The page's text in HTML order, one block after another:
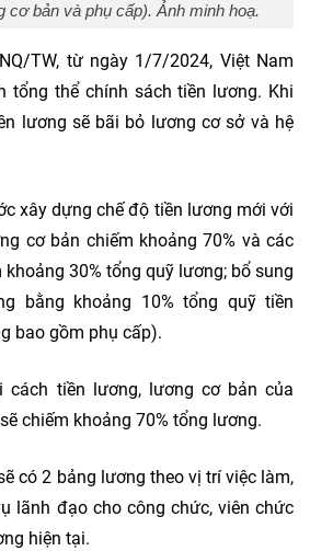
cơ bản và phụ cấp). Ảnh minh hoạ.
TW, từ ngày 1/7/2024, Việt Nam
tổng thể chính sách tiền lương. Khi
lương sẽ bãi bỏ lương cơ sở và hệ
xây dựng chế độ tiền lương mới với
cơ bản chiếm khoảng 70% và các
30% tổng quỹ lương; bổ sung
bằng khoảng 10% tổng quỹ tiền
bao gồm phụ cấp).
cách tiền lương, lương cơ bản của
chiếm khoảng 70% tổng lương.
có 2 bảng lương theo vị trí việc làm,
lãnh đạo cho công chức, viên chức
hiện tại.